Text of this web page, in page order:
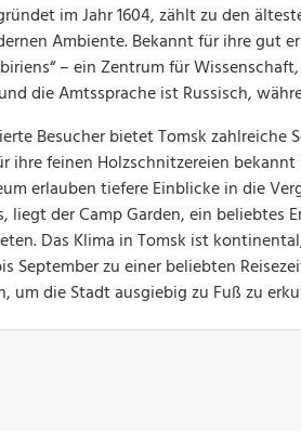
im Jahr 1604, zählt zu den
Ambiente. Bekannt für ihre gut
– ein Zentrum für
die Amtssprache ist Russisch,
Besucher bietet Tomsk zahlreiche
ihre feinen Holzschnitzereien
erlauben tiefere Einblicke in die
liegt der Camp Garden, ein
Das Klima in Tomsk ist
September zu einer beliebten
um die Stadt ausgiebig zu Fuß zu